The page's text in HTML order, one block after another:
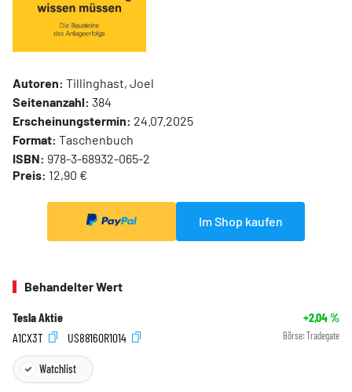
Autoren: Tillinghast, Joel
Seitenanzahl: 384
Erscheinungstermin: 24.07.2025
Format: Taschenbuch
ISBN: 978-3-68932-065-2
Preis: 12,90 €
Im Shop kaufen
Behandelter Wert
Tesla Aktie +2,04%
A1CX3T
US88160R1014 Börse: Tradegate
Watchlist